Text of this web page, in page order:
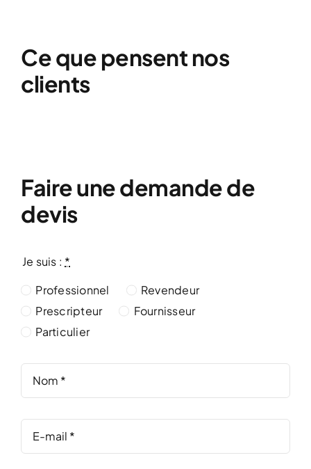
Ce que pensent nos
clients
Faire une demande de
devis
Je suis : *
Professionnel
Revendeur
Prescripteur
Fournisseur
Particulier